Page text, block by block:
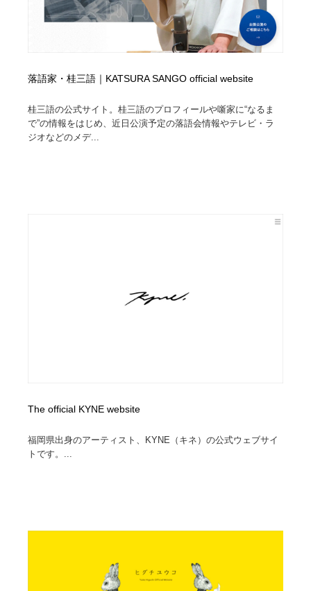
落語家・桂三語｜KATSURA SANGO official website
桂三語の公式サイト。桂三語のプロフィールや噺家に“なるま
で”の情報をはじめ、近日公演予定の落語会情報やテレビ・ラ
ジオなどのメデ...
The official KYNE website
福岡県出身のアーティスト、KYNE（キネ）の公式ウェブサイ
トです。...